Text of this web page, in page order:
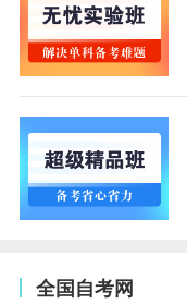
全国自考网